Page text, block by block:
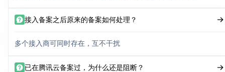
接入备案之后原来的备案如何处理？
多个接入商可同时存在，互不干扰
已在腾讯云备案过，为什么还是阻断？